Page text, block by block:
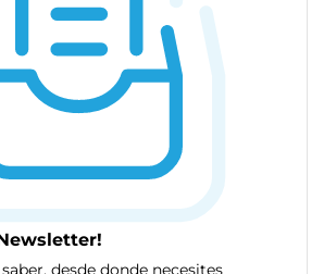
desde donde necesites